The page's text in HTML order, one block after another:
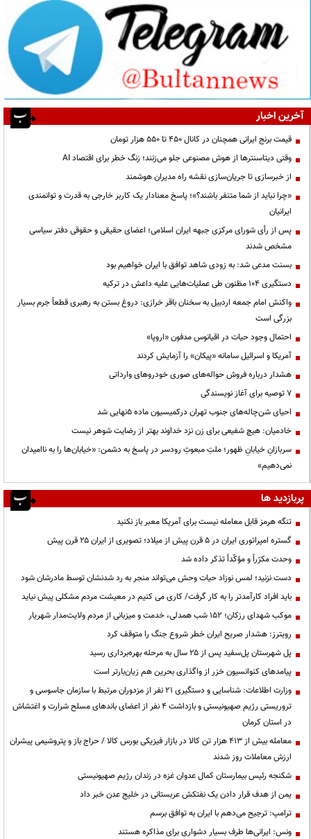
آخرین اخبار
قیمت‌ برنج ایرانی همچنان در کانال ۴۵۰ تا ۵۵۰ هزار تومان
وقتی دیتاسنترها از هوش مصنوعی جلو می‌زنند؛ زنگ خطر برای اقتصاد AI
از خبرسازی تا جریان‌سازی نقشه راه مدیران هوشمند
«چرا نباید از شما متنفر باشند؟»؛ پاسخ معنادار یک کاربر خارجی به قدرت و توانمندی
ایرانیان
پس از رأی شورای مرکزی جبهه ایران اسلامی؛ اعضای حقیقی و حقوقی دفتر سیاسی
مشخص شدند
بسنت مدعی شد: به زودی شاهد توافق با ایران خواهیم بود
دستگیری ۱۰۴ مظنون طی عملیات‌هایی علیه داعش در ترکیه
واکنش امام جمعه اردبیل به سخنان باقر خرازی: دروغ بستن به رهبری قطعاً جرم بسیار
بزرگی است
احتمال وجود حیات در اقیانوس مدفون «اروپا»
آمریکا و اسرائیل سامانه «پیکان» را آزمایش کردند
هشدار درباره فروش حواله‌های صوری خودروهای وارداتی
۷ توصیه برای آغاز نویسندگی
احیای شن‌چاله‌های جنوب تهران درکمیسیون ماده ۵نهایی شد
خادمیان: هیچ شفیعی برای زن نزد خداوند بهتر از رضایت شوهر نیست
سربازانِ خیابانِ ظهور؛ ملتِ مبعوثِ رودسر در پاسخ به دشمن: «خیابان‌ها را به ناامیدان
نمی‌دهیم»
پربازدید ها
تنگه هرمز قابل معامله نیست برای آمریکا معبر باز نکنید
گستره امپراتوری ایران در ۵ قرن پیش از میلاد؛ تصویری از ایران ۲۵ قرن پیش
وحدت مکرّراً و مؤکّداً تذکر داده شد
دست نزنید؛ لمس نوزاد حیات وحش می‌تواند منجر به رد شدنشان توسط مادرشان شود
باید افراد کارآمدتر را به کار گرفت/ کاری می کنیم در معیشت مردم مشکلی پیش نیاید
موکب شهدای رزکان؛ ۱۵۲ شب همدلی، خدمت و میزبانی از مردم ولایت‌مدار شهریار
رویترز: هشدار صریح ایران خطر شروع جنگ را متوقف کرد
پل شهرستان پل‌سفید پس از ۲۵ سال به مرحله بهره‌برداری رسید
پیامدهای کنوانسیون خزر از واگذاری بحرین هم زیان‌بارتر است
وزارت اطلاعات: شناسایی و دستگیری ۲۱ نفر از مزدوران مرتبط با سازمان جاسوسی و
تروریستی رژیم صهیونیستی و بازداشت ۴ نفر از اعضای باندهای مسلح شرارت و اغتشاش
در استان کرمان
معامله بیش از ۴۱۳ هزار تن کالا در بازار فیزیکی بورس کالا / حراج باز و پتروشیمی پیشران
ارزش معاملات روز شدند
شکنجه رئیس بیمارستان کمال عدوان غزه در زندان رژیم صهیونیستی
یمن از هدف قرار دادن یک نفتکش عربستانی در خلیج عدن خبر داد
ترامپ: ترجیح می‌دهم با ایران به توافق برسم
ونس: ایرانی‌ها طرف بسیار دشواری برای مذاکره هستند